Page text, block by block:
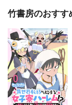
竹書房のおすす